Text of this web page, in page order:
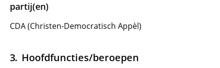
partij(en)
CDA (Christen-Democratisch Appèl)
Hoofdfuncties/beroepen